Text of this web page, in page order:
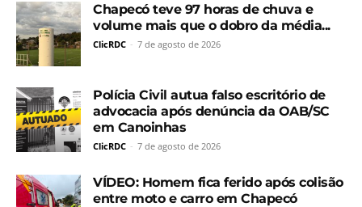
Chapecó teve 97 horas de chuva e
volume mais que o dobro da média...
ClicRDC - 7 de agosto de 2026
Polícia Civil autua falso escritório de
advocacia após denúncia da OAB/SC
em Canoinhas
ClicRDC - 7 de agosto de 2026
VÍDEO: Homem fica ferido após colisão
entre moto e carro em Chapecó